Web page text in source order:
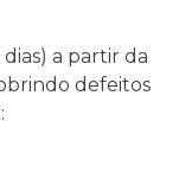
a partir da
defeitos